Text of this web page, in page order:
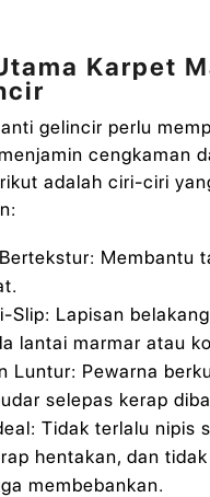
Karpet
gelincir perlu
cengkaman
adalah ciri-ciri
Membantu
Slip: Lapisan
lantai marmar atau
Luntur: Pewarna
selepas kerap
Tidak terlalu nipis
hentakan, dan
membebankan.